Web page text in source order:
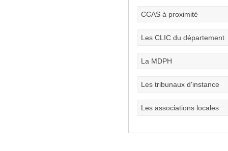
CCAS à proximité
Les CLIC du département
La MDPH
Les tribunaux d'instance
Les associations locales